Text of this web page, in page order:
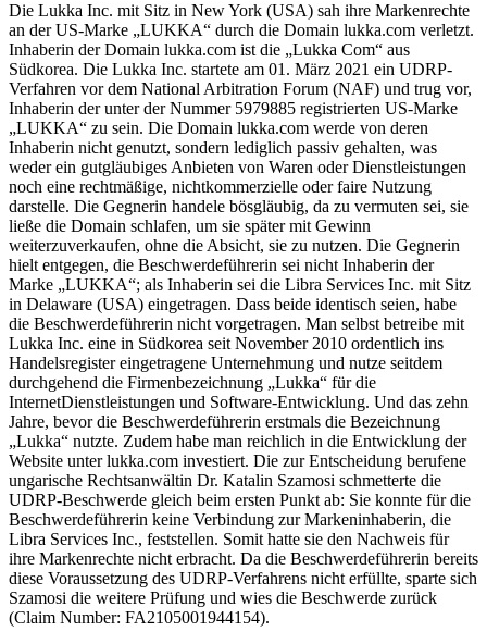
Die Lukka Inc. mit Sitz in New York (USA) sah ihre Markenrechte
an der US-Marke „LUKKA“ durch die Domain lukka.com verletzt.
Inhaberin der Domain lukka.com ist die „Lukka Com“ aus
Südkorea. Die Lukka Inc. startete am 01. März 2021 ein UDRP-
Verfahren vor dem National Arbitration Forum (NAF) und trug vor,
Inhaberin der unter der Nummer 5979885 registrierten US-Marke
„LUKKA“ zu sein. Die Domain lukka.com werde von deren
Inhaberin nicht genutzt, sondern lediglich passiv gehalten, was
weder ein gutgläubiges Anbieten von Waren oder Dienstleistungen
noch eine rechtmäßige, nichtkommerzielle oder faire Nutzung
darstelle. Die Gegnerin handele bösgläubig, da zu vermuten sei, sie
ließe die Domain schlafen, um sie später mit Gewinn
weiterzuverkaufen, ohne die Absicht, sie zu nutzen. Die Gegnerin
hielt entgegen, die Beschwerdeführerin sei nicht Inhaberin der
Marke „LUKKA“; als Inhaberin sei die Libra Services Inc. mit Sitz
in Delaware (USA) eingetragen. Dass beide identisch seien, habe
die Beschwerdeführerin nicht vorgetragen. Man selbst betreibe mit
Lukka Inc. eine in Südkorea seit November 2010 ordentlich ins
Handelsregister eingetragene Unternehmung und nutze seitdem
durchgehend die Firmenbezeichnung „Lukka“ für die
InternetDienstleistungen und Software-Entwicklung. Und das zehn
Jahre, bevor die Beschwerdeführerin erstmals die Bezeichnung
„Lukka“ nutzte. Zudem habe man reichlich in die Entwicklung der
Website unter lukka.com investiert. Die zur Entscheidung berufene
ungarische Rechtsanwältin Dr. Katalin Szamosi schmetterte die
UDRP-Beschwerde gleich beim ersten Punkt ab: Sie konnte für die
Beschwerdeführerin keine Verbindung zur Markeninhaberin, die
Libra Services Inc., feststellen. Somit hatte sie den Nachweis für
ihre Markenrechte nicht erbracht. Da die Beschwerdeführerin bereits
diese Voraussetzung des UDRP-Verfahrens nicht erfüllte, sparte sich
Szamosi die weitere Prüfung und wies die Beschwerde zurück
(Claim Number: FA2105001944154).